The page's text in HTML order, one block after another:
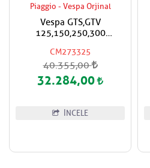
Piaggio - Vespa Orjinal
Vespa GTS,GTV
125,150,250,300
Kahverengi Renk Boya
Kod:129/A Koyu
Kahverengi Sırt Pedli
CM273325
40.355,00
32.284,00
İNCELE